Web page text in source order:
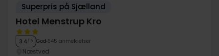
Superpris på Sjælland
Hotel Menstrup Kro
3.4/ 5 God 545 anmeldelser
Næstved